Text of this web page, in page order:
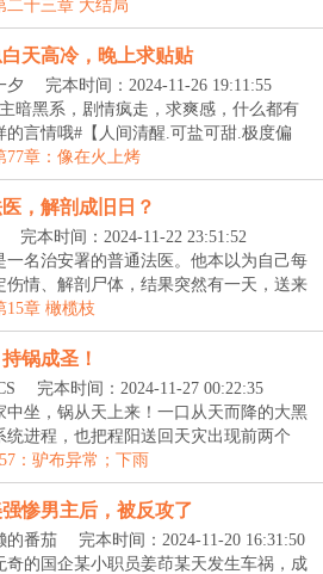
二十三章 大结局
天高冷，晚上求贴贴
夕
完本时间：2024-11-26 19:11:55
暗黑系，剧情疯走，求爽感，什么都有
的言情哦#【人间清醒.可盐可甜.极度偏
77章：像在火上烤
，解剖成旧日？
完本时间：2024-11-22 23:51:52
一名治安署的普通法医。他本以为自己每
伤情、解剖尸体，结果突然有一天，送来
15章 橄榄枝
锅成圣！
完本时间：2024-11-27 00:22:35
中坐，锅从天上来！一口从天而降的大黑
统进程，也把程阳送回天灾出现前两个
：驴布异常；下雨
惨男主后，被反攻了
的番茄
完本时间：2024-11-20 16:31:50
奇的国企某小职员姜茚某天发生车祸，成